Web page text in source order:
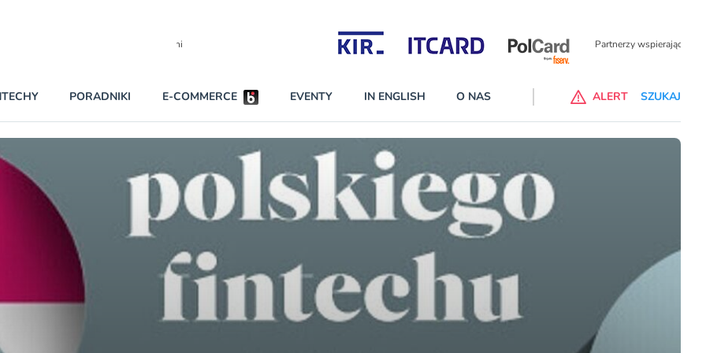
Partnerzy wspierający
BEZPIECZEŃSTWO
INNI NAPISALI
KONTA
RAPORTY SPECJALNE
NAJCZĘŚCIEJ CZYTANE
Darmowy dostęp do ChataGPT Go dla klientów Revoluta. Nowy benefit we
wszystkich planach
W najniższych planach – Standard i Plus – z usługi będzie można korzsytać za
darmo przez trzy miesiące
PORADNIKI E-COMMERCE EVENTY IN ENGLISH O NAS ALERT SZUKAJ